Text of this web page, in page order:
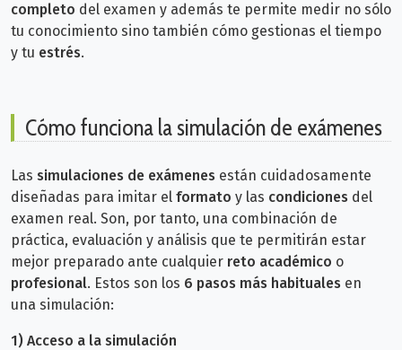
completo del examen y además te permite medir no sólo
tu conocimiento sino también cómo gestionas el tiempo
y tu estrés.
Cómo funciona la simulación de exámenes
Las simulaciones de exámenes están cuidadosamente
diseñadas para imitar el formato y las condiciones del
examen real. Son, por tanto, una combinación de
práctica, evaluación y análisis que te permitirán estar
mejor preparado ante cualquier reto académico o
profesional. Estos son los 6 pasos más habituales en
una simulación:
1) Acceso a la simulación